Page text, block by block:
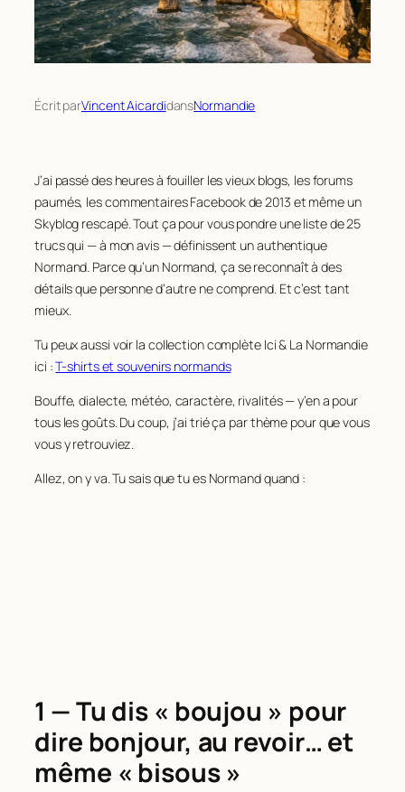
Écrit parVincent AicardidansNormandie
J’ai passé des heures à fouiller les vieux blogs, les forums
paumés, les commentaires Facebook de 2013 et même un
Skyblog rescapé. Tout ça pour vous pondre une liste de 25
trucs qui — à mon avis — définissent un authentique
Normand. Parce qu’un Normand, ça se reconnaît à des
détails que personne d’autre ne comprend. Et c’est tant
mieux.
Tu peux aussi voir la collection complète Ici & La Normandie
ici :T-shirts et souvenirs normands
Bouffe, dialecte, météo, caractère, rivalités — y’en a pour
tous les goûts. Du coup, j’ai trié ça par thème pour que vous
vous y retrouviez.
Allez, on y va. Tu sais que tu es Normand quand :
1 — Tu dis « boujou » pour
dire bonjour, au revoir… et
même « bisous »